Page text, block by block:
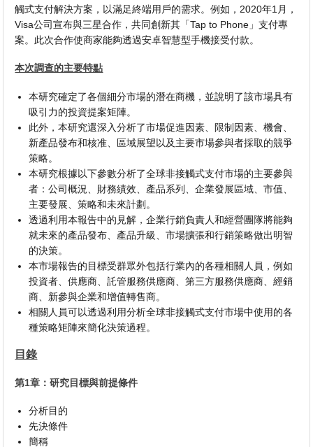
觸式支付解決方案，以滿足終端用戶的需求。例如，2020年1月，
Visa公司宣布與三星合作，共同創新其「Tap to Phone」支付專
案。此次合作使商家能夠透過安卓智慧型手機接受付款。
本次調查的主要特點
本研究確定了各個細分市場的潛在商機，並說明了該市場具有
吸引力的投資提案矩陣。
此外，本研究還深入分析了市場促進因素、限制因素、機會、
新產品發布和核准、區域展望以及主要市場參與者採取的競爭
策略。
本研究根據以下參數分析了全球非接觸式支付市場的主要參與
者：公司概況、財務績效、產品系列、企業發展區域、市值、
主要發展、策略和未來計劃。
透過利用本報告中的見解，企業行銷負責人和經營團隊將能夠
就未來的產品發布、產品升級、市場擴張和行銷策略做出明智
的決策。
本市場報告的目標受群眾外包括行業內的各種相關人員，例如
投資者、供應商、託管服務供應商、第三方服務供應商、經銷
商、新參與企業和增值轉售商。
相關人員可以透過利用分析全球非接觸式支付市場中使用的各
種策略矩陣來簡化決策過程。
目錄
第1章：研究目標與前提條件
分析目的
先決條件
簡稱